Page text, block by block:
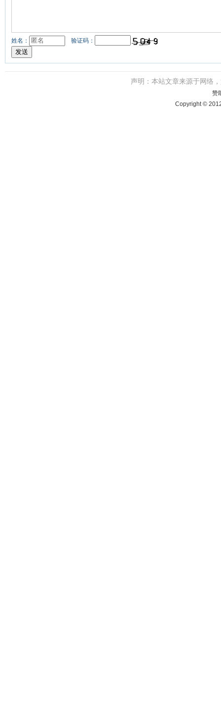
姓名： 验证码：
声明：本站文章来源于网络
赞
Copyright ©